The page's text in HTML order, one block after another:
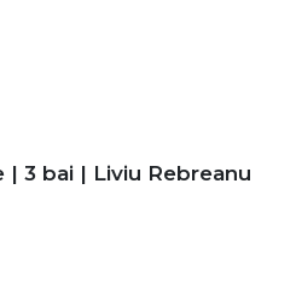
| 3 bai | Liviu Rebreanu